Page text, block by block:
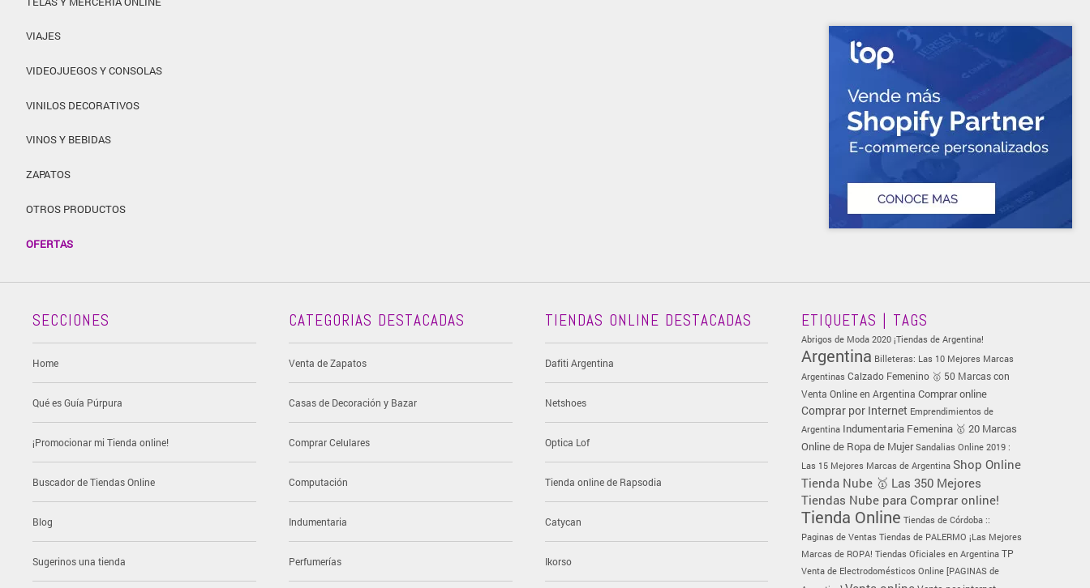
VIAJES
VIDEOJUEGOS Y CONSOLAS
VINILOS DECORATIVOS
VINOS Y BEBIDAS
ZAPATOS
OTROS PRODUCTOS
OFERTAS
SECCIONES
Home
Qué es Guía Púrpura
¡Promocionar mi Tienda online!
Buscador de Tiendas Online
Blog
Sugerinos una tienda
CATEGORIAS DESTACADAS
Venta de Zapatos
Casas de Decoración y Bazar
Comprar Celulares
Computación
Indumentaria
Perfumerías
TIENDAS ONLINE DESTACADAS
Dafiti Argentina
Netshoes
Optica Lof
Tienda online de Rapsodia
Catycan
Ikorso
ETIQUETAS | TAGS
Abrigos de Moda 2020 ¡Tiendas de Argentina!
Argentina Billeteras: Las 10 Mejores Marcas
Argentinas Calzado Femenino 🥇 50 Marcas con
Venta Online en Argentina Comprar online
Comprar por Internet Emprendimientos de
Argentina Indumentaria Femenina 🥇 20 Marcas
Online de Ropa de Mujer Sandalias Online 2019 :
Las 15 Mejores Marcas de Argentina Shop Online
Tienda Nube 🥇 Las 350 Mejores
Tiendas Nube para Comprar online!
Tienda Online Tiendas de Córdoba ::
Paginas de Ventas Tiendas de PALERMO ¡Las Mejores
Marcas de ROPA! Tiendas Oficiales en Argentina TP
Venta de Electrodomésticos Online [PAGINAS de